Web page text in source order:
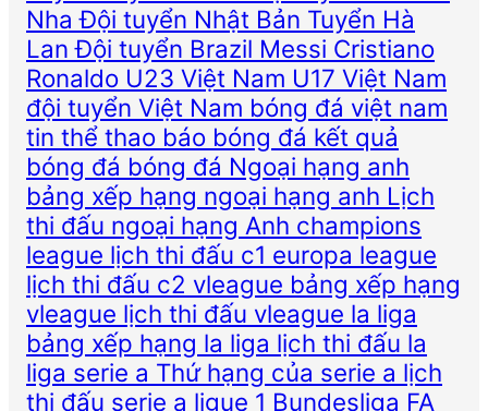
Nha Đội tuyển Nhật Bản Tuyển Hà
Lan Đội tuyển Brazil Messi Cristiano
Ronaldo U23 Việt Nam U17 Việt Nam
đội tuyển Việt Nam bóng đá việt nam
tin thể thao báo bóng đá kết quả
bóng đá bóng đá Ngoại hạng anh
bảng xếp hạng ngoại hạng anh Lịch
thi đấu ngoại hạng Anh champions
league lịch thi đấu c1 europa league
lịch thi đấu c2 vleague bảng xếp hạng
vleague lịch thi đấu vleague la liga
bảng xếp hạng la liga lịch thi đấu la
liga serie a Thứ hạng của serie a lịch
thi đấu serie a ligue 1 Bundesliga FA